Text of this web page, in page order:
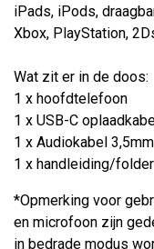
iPads, iPods,
Xbox, PlayStation,
Wat zit er in de doos:
1 x hoofdtelefoon
1 x USB-C
1 x Audiokabel 3,5mm
1 x handleiding/folder
*Opmerking voor
en microfoon zijn
in bedrade modus